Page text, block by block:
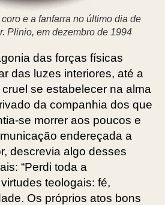
e a fanfarra no último dia de
Plinio, em dezembro de 1994
das forças físicas
das luzes interiores, até a
se estabelecer na alma
da companhia dos que
se morrer aos poucos e
endereçada a
descrevia algo desses
“Perdi toda a
teologais: fé,
Os próprios atos bons